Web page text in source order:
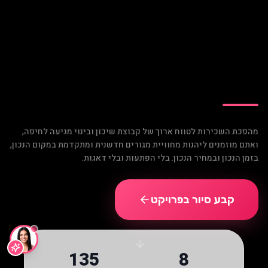
מהפכת השכירות לטווח ארוך של קבוצת שיכון ובינוי מגיעה לחיפה,
ואתם מוזמנים ליהנות מחוויית מגורים חדשנית ומתקדמת במקום הנכון,
בזמן הנכון ובמחיר הנכון. בלי הפתעות ובלי דאגות.
קבע סיור בפרויקט
8
135